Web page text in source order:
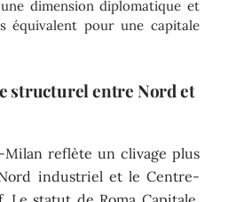
dimension diplomatique et
équivalent pour une capitale
structurel entre Nord et
Milan reflète un clivage plus
industriel et le Centre-